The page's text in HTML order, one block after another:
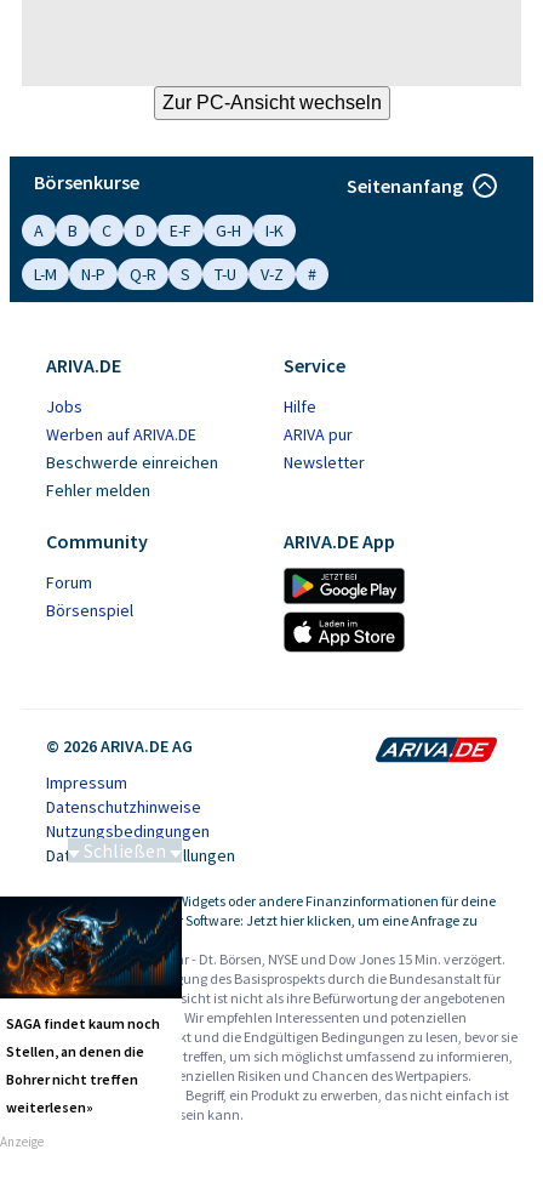
Börsenkurse Seitenanfang
A B C D E-F G-H
I-K
L-M
N-P Q-R S T-U V-Z #
ARIVA.DE
Jobs
Werben auf ARIVA.DE
Beschwerde einreichen
Fehler melden
Service
Hilfe
ARIVA pur
Newsletter
Community
Forum
Börsenspiel
ARIVA.DE App
© 2026 ARIVA.DE AG
Impressum
Datenschutzhinweise
Nutzungsbedingungen
Datenschutzeinstellungen
-
Kursdaten, Widgets oder andere Finanzinformationen für deine
Website oder Software: Jetzt hier klicken, um eine Anfrage zu
stellen.
Alle Angaben ohne Gewähr - Dt. Börsen, NYSE und Dow Jones 15 Min. verzögert.
Werbehinweise:Die Billigung des Basisprospekts durch die Bundesanstalt für
Finanzdienstleistungsaufsicht ist nicht als ihre Befürwortung der angebotenen
Wertpapiere zu verstehen. Wir empfehlen Interessenten und potenziellen
Anlegern den Basisprospekt und die Endgültigen Bedingungen zu lesen, bevor sie
eine Anlageentscheidung treffen, um sich möglichst umfassend zu informieren,
insbesondere über die potenziellen Risiken und Chancen des Wertpapiers.
Warnhinweise: Sie sind im Begriff, ein Produkt zu erwerben, das nicht einfach ist
und schwer zu verstehen sein kann.
Schließen
SAGA findet kaum noch
Stellen, an denen die
Bohrer nicht treffen
weiterlesen»
Anzeige